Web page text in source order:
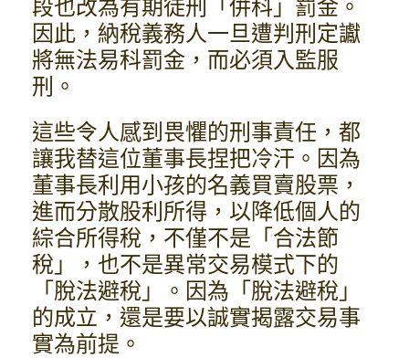
段也改為有期徒刑「併科」罰金。
因此，納稅義務人一旦遭判刑定讞
將無法易科罰金，而必須入監服
刑。
這些令人感到畏懼的刑事責任，都
讓我替這位董事長捏把冷汗。因為
董事長利用小孩的名義買賣股票，
進而分散股利所得，以降低個人的
綜合所得稅，不僅不是「合法節
稅」，也不是異常交易模式下的
「脫法避稅」。因為「脫法避稅」
的成立，還是要以誠實揭露交易事
實為前提。